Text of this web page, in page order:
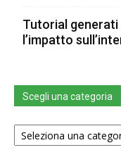
Tutorial generati
l’impatto
Scegli una categoria
Scegli
una